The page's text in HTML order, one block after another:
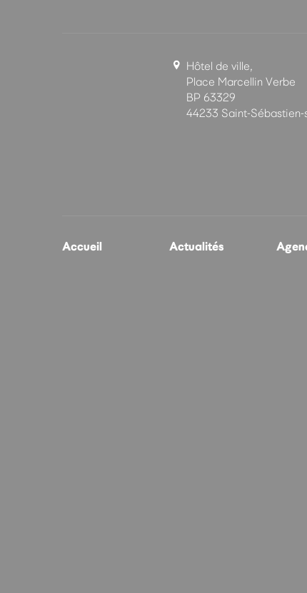
Hôtel de ville,
Place Marcellin Verbe
BP 63329
44233 Saint-
Accueil Actualités